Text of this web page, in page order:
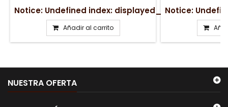
Notice: Undefined index: displayed_price in /srv/
Añadir al carrito
Notice:
NUESTRA OFERTA